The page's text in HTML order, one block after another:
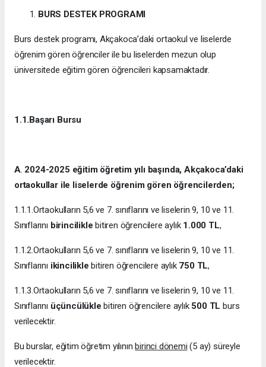
BURS DESTEK PROGRAMI
Burs destek programı, Akçakoca’daki ortaokul ve liselerde
öğrenim gören öğrenciler ile bu liselerden mezun olup
üniversitede eğitim gören öğrencileri kapsamaktadır.
1.1.Başarı Bursu
A. 2024-2025 eğitim öğretim yılı başında, Akçakoca’daki
ortaokullar ile liselerde öğrenim gören öğrencilerden;
1.1.1.Ortaokulların 5,6 ve 7. sınıflarını ve liselerin 9, 10 ve 11.
Sınıflarını birinciliklebitiren öğrencilere aylık 1.000 TL,
1.1.2.Ortaokulların 5,6 ve 7. sınıflarını ve liselerin 9, 10 ve 11.
Sınıflarını ikinciliklebitiren öğrencilere aylık 750 TL,
1.1.3.Ortaokulların 5,6 ve 7. sınıflarını ve liselerin 9, 10 ve 11.
Sınıflarını üçüncülükle bitiren öğrencilere aylık 500 TL burs
verilecektir.
Bu burslar, eğitim öğretim yılınınbirinci dönemi (5 ay) süreyle
verilecektir.